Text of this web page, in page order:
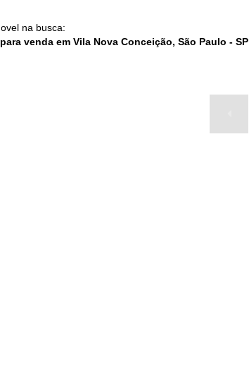
na busca:
venda em Vila Nova Conceição, São Paulo - SP